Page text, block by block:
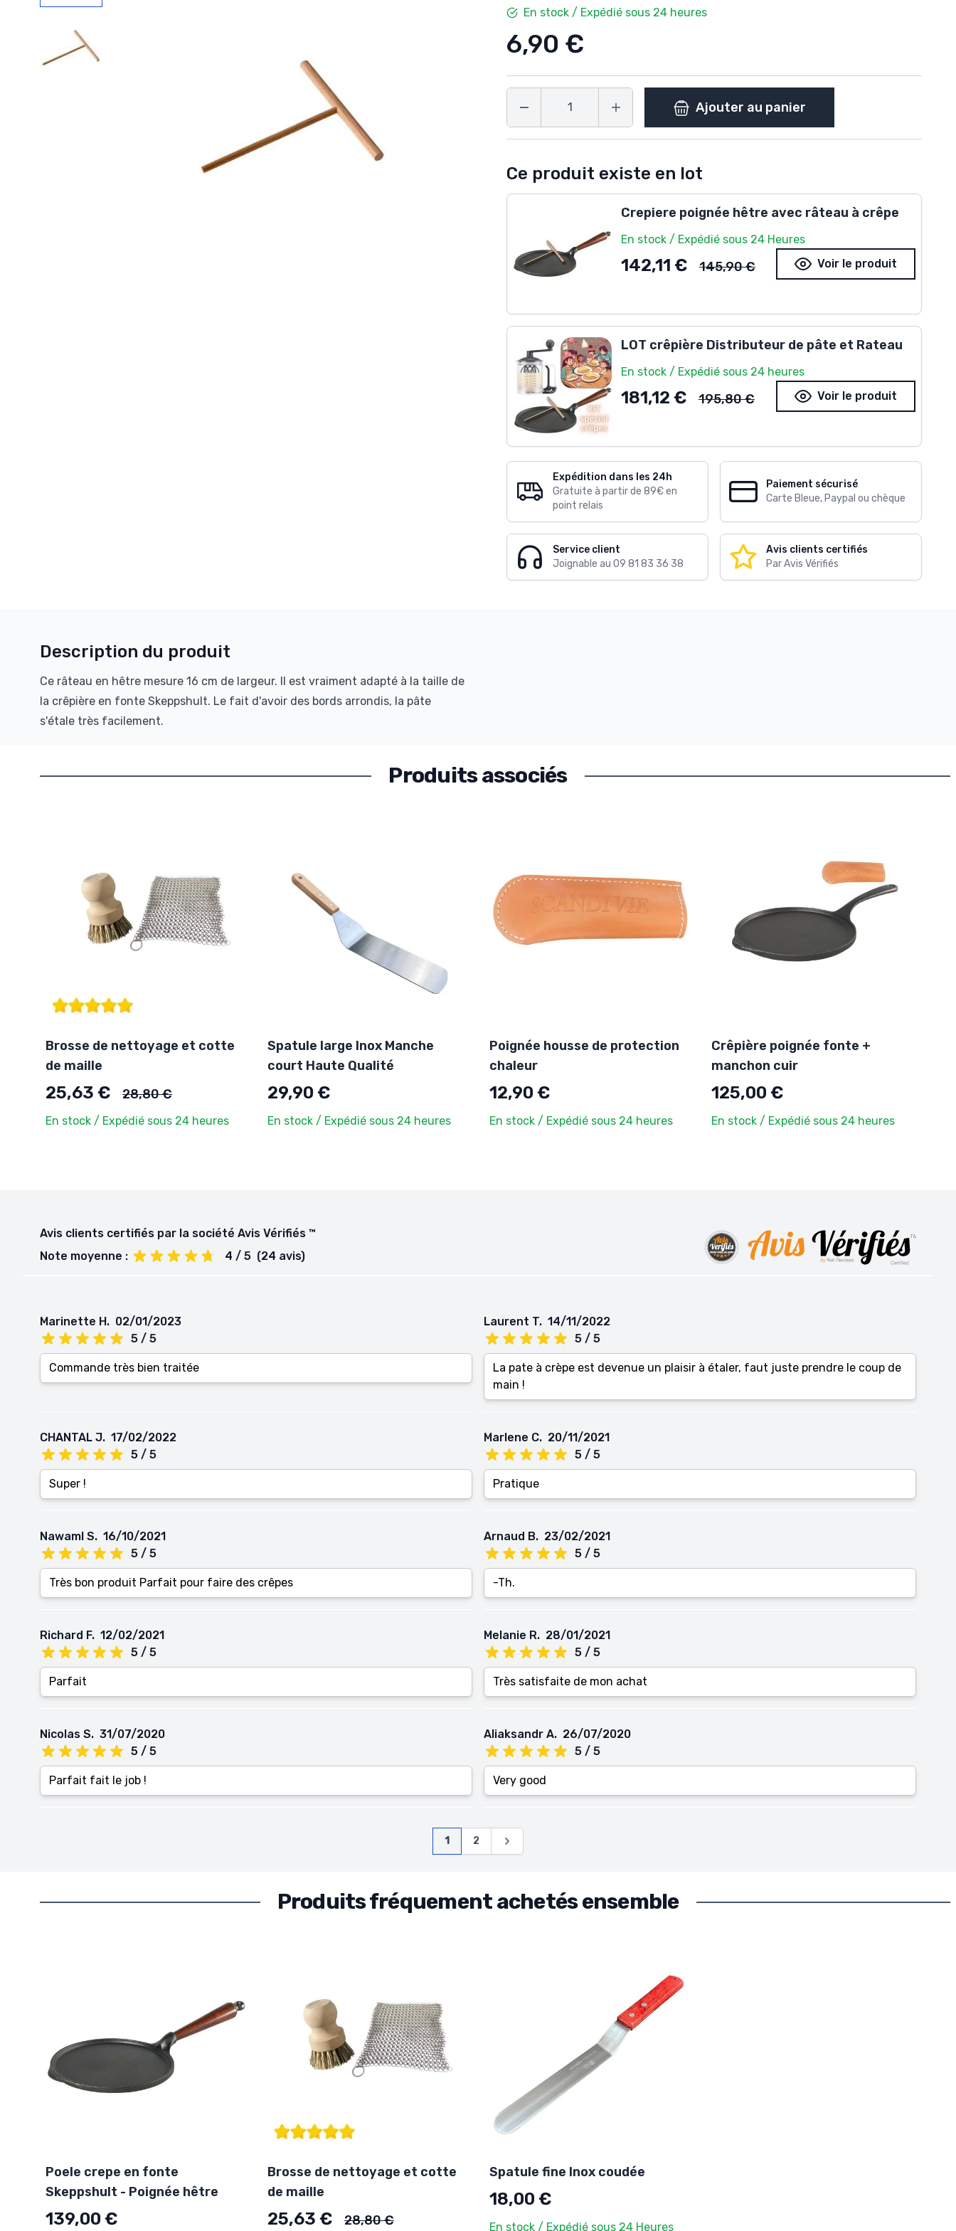
En stock / Expédié sous 24 heures
6,90 €
Ajouter au panier
Ce produit existe en lot
Crepiere poignée hêtre avec râteau à crêpe
En stock / Expédié sous 24 Heures
142,11 € Ancien prix
145,90 € Voir le produit
LOT crêpière Distributeur de pâte et Rateau
En stock / Expédié sous 24 heures
181,12 € Ancien prix
195,80 € Voir le produit
Expédition dans les 24h
Gratuite à partir de 89€ en
point relais
Paiement sécurisé
Carte Bleue, Paypal ou chèque
Service client
Joignable au 09 81 83 36 38
Avis clients certifiés
Par Avis Vérifiés
Description du produit
Ce râteau en hêtre mesure 16 cm de largeur. Il est vraiment adapté à la taille de
la crêpière en fonte Skeppshult. Le fait d'avoir des bords arrondis, la pâte
s'étale très facilement.
Produits associés
Brosse de nettoyage et cotte
de maille
25,63 € Ancien prix
28,80 €
En stock / Expédié sous 24 heures
Spatule large Inox Manche
court Haute Qualité
29,90 €
En stock / Expédié sous 24 heures
Poignée housse de protection
chaleur
12,90 €
En stock / Expédié sous 24 heures
Crêpière poignée fonte +
manchon cuir
125,00 €
En stock / Expédié sous 24 heures
Avis clients certifiés par la société Avis Vérifiés ™
Note moyenne :
4 / 5 (24 avis)
Marinette H. 02/01/2023
5 / 5
Commande très bien traitée
Laurent T. 14/11/2022
5 / 5
La pate à crèpe est devenue un plaisir à étaler, faut juste prendre le coup de
main !
CHANTAL J. 17/02/2022
5 / 5
Super !
Marlene C. 20/11/2021
5 / 5
Pratique
Nawaml S. 16/10/2021
5 / 5
Très bon produit Parfait pour faire des crêpes
Arnaud B. 23/02/2021
5 / 5
-Th.
Richard F. 12/02/2021
5 / 5
Parfait
Melanie R. 28/01/2021
5 / 5
Très satisfaite de mon achat
Nicolas S. 31/07/2020
5 / 5
Parfait fait le job !
Aliaksandr A. 26/07/2020
5 / 5
Very good
Page
Vous lisez actuellement la page
1 Page
2 Page
Produits fréquement achetés ensemble
Poele crepe en fonte
Skeppshult - Poignée hêtre
139,00 €
Brosse de nettoyage et cotte
de maille
25,63 € Ancien prix
28,80 €
Spatule fine Inox coudée
18,00 €
En stock / Expédié sous 24 Heures